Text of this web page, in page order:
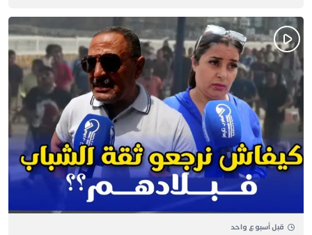
قبل أسبوع واحد